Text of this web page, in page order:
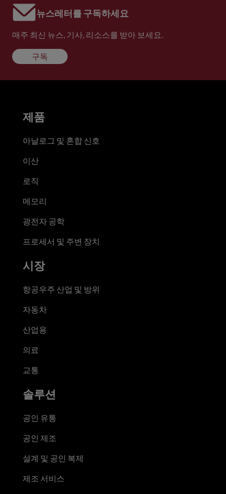
뉴스레터를 구독하세요
매주 최신 뉴스, 기사, 리소스를 받아 보세요.
구독
제품
아날로그 및 혼합 신호
이산
로직
메모리
광전자 공학
프로세서 및 주변 장치
시장
항공우주 산업 및 방위
자동차
산업용
의료
교통
솔루션
공인 유통
공인 제조
설계 및 공인 복제
제조 서비스